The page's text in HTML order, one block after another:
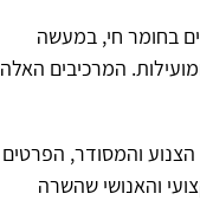
בחומר חי, במעשה
המרכיבים האלה
הצנוע והמסודר, הפרטים
והאנושי שהשרה